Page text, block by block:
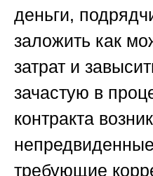
деньги,
заложить как
затрат и
зачастую в
контракта
требующие